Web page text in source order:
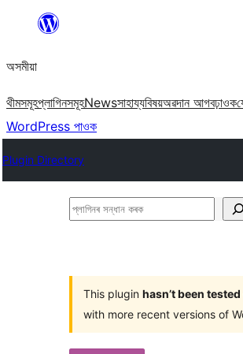
বিষয়বস্তুলৈ
যাওক
অসমীয়া
থীমসমূহপ্লাগিনসমূহNewsসাহায্যবিষয়অৱদান আগবঢ়াওক
WordPress পাওক
Plugin Directory
প্লাগিনৰ
This plugin hasn’t been
with more recent versions of